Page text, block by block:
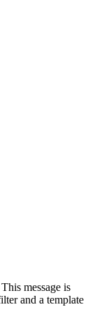
message is
and a template